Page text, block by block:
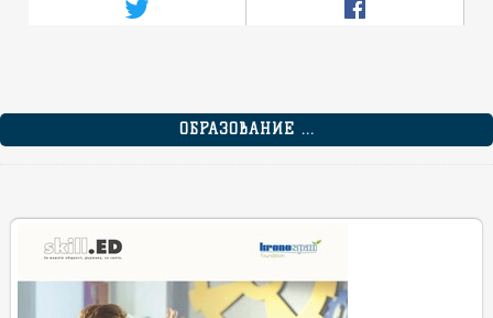
ОБРАЗОВАНИЕ ...